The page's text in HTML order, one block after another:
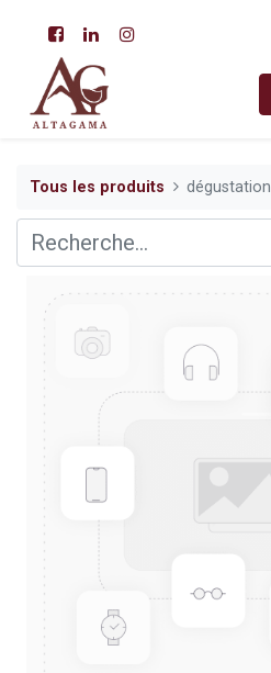
Tous les produits dégustation